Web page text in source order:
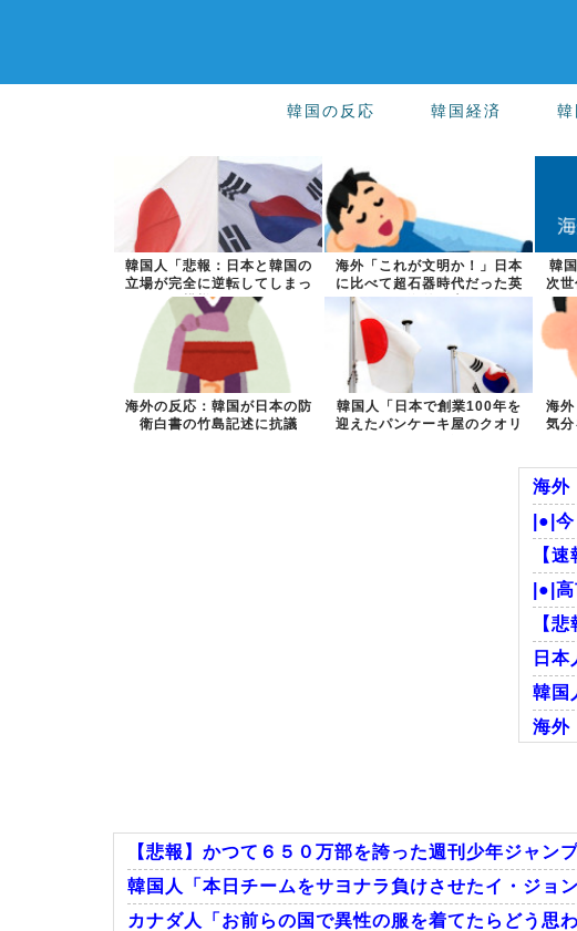
韓国の反応 韓国経済
韓国人「悲報：日本と韓国の
立場が完全に逆転してしまっ
た模様…」→...
海外「これが文明か！」日本
に比べて超石器時代だった英
国に海外が大...
韓
次世
海外の反応：韓国が日本の防
衛白書の竹島記述に抗議
韓国人「日本で創業100年を
迎えたパンケーキ屋のクオリ
海
気
海外
|●|
【
|●|
【
日
韓国
海外
海外
【悲報】かつて６５０万部を誇った週刊少年ジャ
韓国人「本日チームをサヨナラ負けさせたイ・ジ
カナダ人「お前らの国で異性の服を着てたらどう思わ